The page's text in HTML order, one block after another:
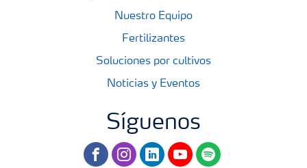
Nuestro Equipo
Fertilizantes
Soluciones por cultivos
Noticias y Eventos
Síguenos
facebookinstagram
linkedinyoutubespotify